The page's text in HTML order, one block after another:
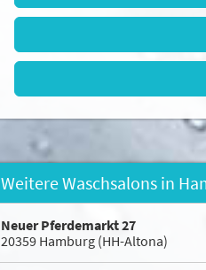
Weitere Waschsalons in
Neuer Pferdemarkt 27
20359 Hamburg (HH-Altona)